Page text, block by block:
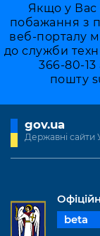
Якщо у Вас
побажання з
веб-порталу
до служби
366-80-
пошту
gov.ua
Державні сайти
beta